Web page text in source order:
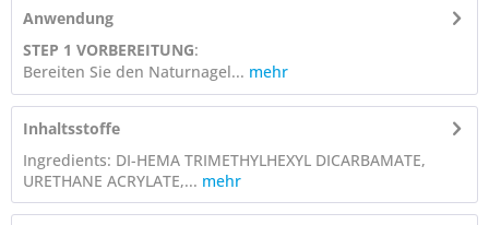
Anwendung
STEP 1 VORBEREITUNG:
Bereiten Sie den Naturnagel... mehr
Inhaltsstoffe
Ingredients: DI-HEMA TRIMETHYLHEXYL DICARBAMATE,
URETHANE ACRYLATE,... mehr